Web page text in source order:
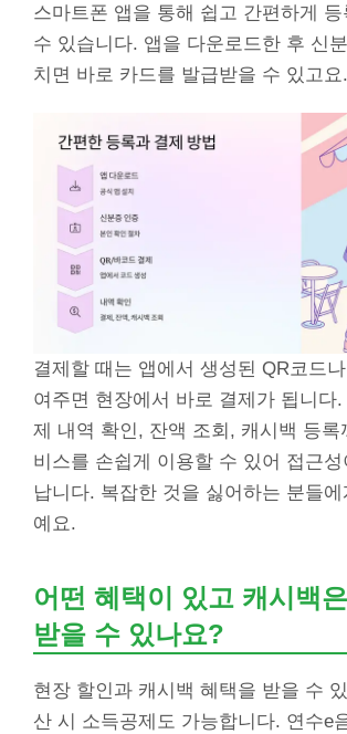
스마트폰 앱을 통해 쉽고 간편하게
수 있습니다. 앱을 다운로드한 후 신
치면 바로 카드를 발급받을 수 있고요.
결제할 때는 앱에서 생성된 QR코드
여주면 현장에서 바로 결제가 됩니다.
제 내역 확인, 잔액 조회, 캐시백 등록
비스를 손쉽게 이용할 수 있어 접근성
납니다. 복잡한 것을 싫어하는 분들에
예요.
어떤 혜택이 있고 캐시백
받을 수 있나요?
현장 할인과 캐시백 혜택을 받을 수
산 시 소득공제도 가능합니다. 연수e